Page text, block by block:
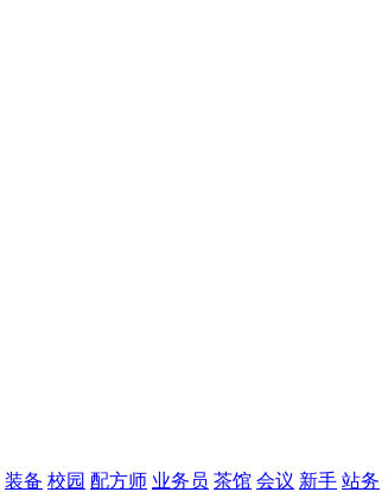
装备 校园 配方师 业务员 茶馆 会议 新手 站务